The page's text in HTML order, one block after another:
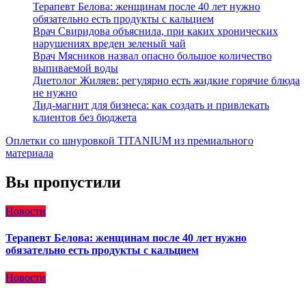
Терапевт Белова: женщинам после 40 лет нужно
обязательно есть продукты с кальцием
Врач Свиридова объяснила, при каких хронических
нарушениях вреден зеленый чай
Врач Мясников назвал опасно большое количество
выпиваемой воды
Диетолог Жиляев: регулярно есть жидкие горячие блюда
не нужно
Лид-магнит для бизнеса: как создать и привлекать
клиентов без бюджета
Оплетки со шнуровкой TITANIUM из премиального
материала
Вы пропустили
Новости
Терапевт Белова: женщинам после 40 лет нужно
обязательно есть продукты с кальцием
Новости